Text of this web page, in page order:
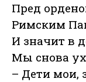
Пред
Римским
И значит в
Мы снова
– Дети мои,